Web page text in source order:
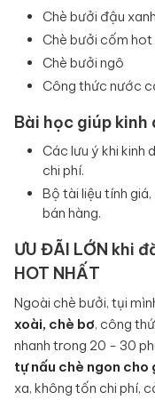
Chè bưởi đậu
Chè bưởi cốm hot
Chè bưởi ngô
Công thức nước
Bài học giúp
Các lưu ý khi kinh
chi phí.
Bộ tài liệu tính
bán hàng.
ƯU ĐÃI LỚN khi
HOT NHẤT
Ngoài chè bưởi, tụi
xoài, chè bơ, công
nhanh trong 20 - 30
tự nấu chè ngon cho
xa, không tốn chi phí,